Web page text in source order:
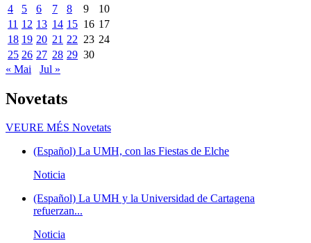
4
5 6 7 8 9
10
11 12 13 14 15 16 17
18 19 20 21 22 23 24
25 26 27 28 29 30
« Mai
Jul »
Novetats
VEURE MÉS Novetats
(Español) La UMH, con las Fiestas de Elche
Noticia
(Español) La UMH y la Universidad de Cartagena
refuerzan...
Noticia